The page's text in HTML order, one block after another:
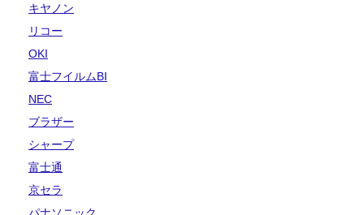
キヤノン
リコー
OKI
富士フイルムBI
NEC
ブラザー
シャープ
富士通
京セラ